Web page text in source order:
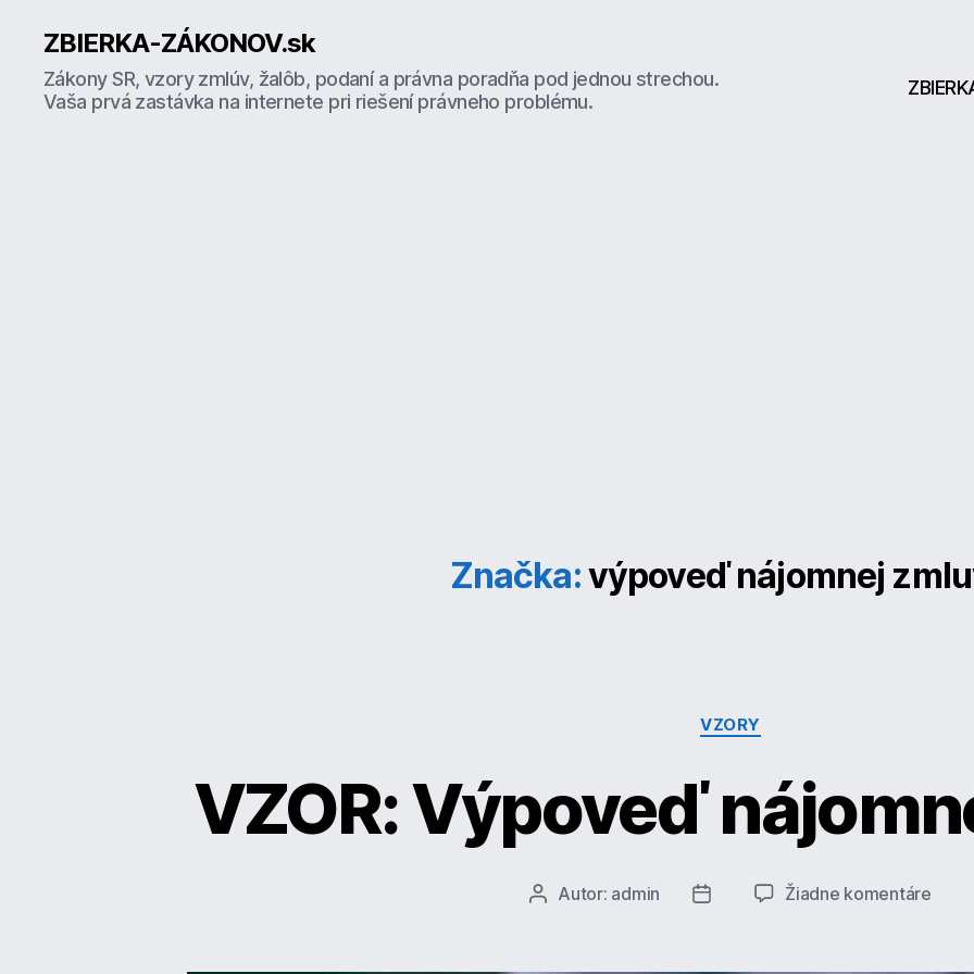
ZBIERKA-ZÁKONOV.sk
Zákony SR, vzory zmlúv, žalôb, podaní a právna poradňa pod jednou strechou.
Vaša prvá zastávka na internete pri riešení právneho problému.
Značka:výpoveď nájomnej
Kategórie
VZORY
VZOR: Výpoveď
AutorAutor: admin
Dátum
Žiadne komentárena